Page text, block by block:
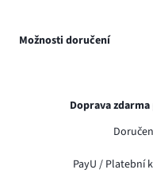
Možnosti doručení
Doprava zdarma
PayU / Platební